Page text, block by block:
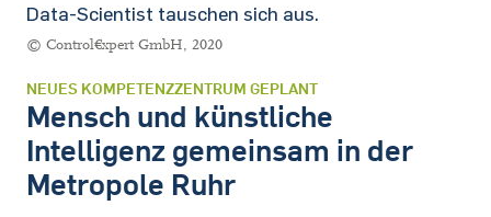
Data-Scientist tauschen sich aus.
© Control€xpert GmbH, 2020
NEUES KOMPETENZZENTRUM GEPLANT
Mensch und künstliche
Intelligenz gemeinsam in der
Metropole Ruhr